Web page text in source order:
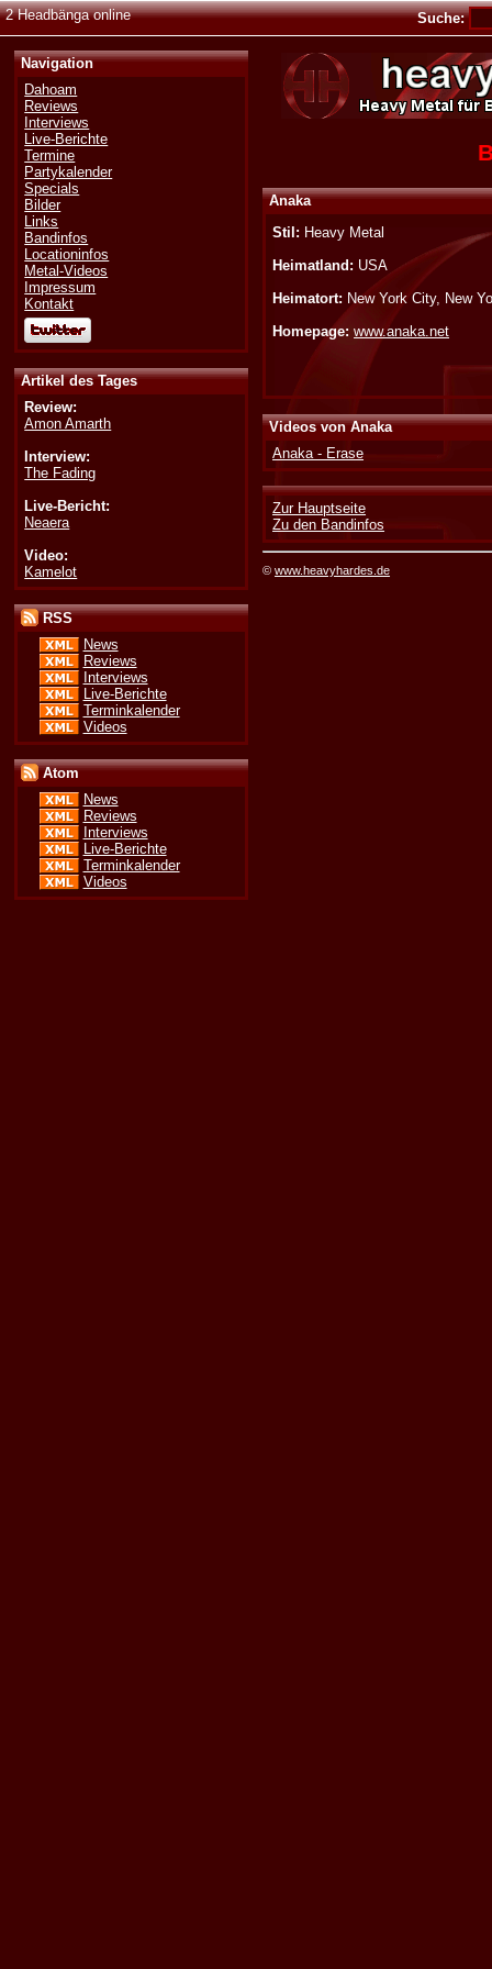
2 Headbänga online Suche:
Navigation
Dahoam
Reviews
Interviews
Live-Berichte
Termine
Partykalender
Specials
Bilder
Links
Bandinfos
Locationinfos
Metal-Videos
Impressum
Kontakt
Artikel des Tages
Review:
Amon Amarth
Interview:
The Fading
Live-Bericht:
Neaera
Video:
Kamelot
RSS
News
Reviews
Interviews
Live-Berichte
Terminkalender
Videos
Atom
News
Reviews
Interviews
Live-Berichte
Terminkalender
Videos
Anaka
Stil: Heavy Metal
Heimatland: USA
Heimatort: New York City, New
Homepage: www.anaka.net
Videos von Anaka
Anaka - Erase
Zur Hauptseite
Zu den Bandinfos
©www.heavyhardes.de